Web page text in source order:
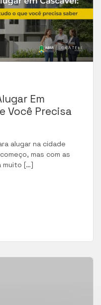
Em
Você Precisa
alugar na cidade
mas com as
muito […]